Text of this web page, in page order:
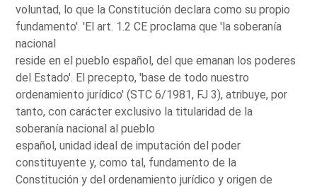
voluntad, lo que la Constitución declara como su propio
fundamento'. 'El art. 1.2 CE proclama que 'la soberanía
nacional
reside en el pueblo español, del que emanan los poderes
del Estado'. El precepto, 'base de todo nuestro
ordenamiento jurídico' (STC 6/1981, FJ 3), atribuye, por
tanto, con carácter exclusivo la titularidad de la
soberanía nacional al pueblo
español, unidad ideal de imputación del poder
constituyente y, como tal, fundamento de la
Constitución y del ordenamiento jurídico y origen de